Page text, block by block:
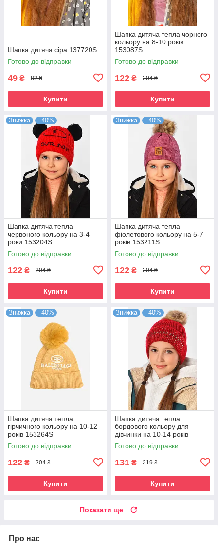
Шапка дитяча сіра 137720S
Готово до відправки
49 ₴ 82 ₴
Купити
Шапка дитяча тепла чорного
кольору на 8-10 років
153087S
Готово до відправки
122 ₴ 204 ₴
Купити
Знижка –40%
Шапка дитяча тепла
червоного кольору на 3-4
роки 153204S
Готово до відправки
122 ₴ 204 ₴
Купити
Знижка –40%
Шапка дитяча тепла
фіолетового кольору на 5-7
років 153211S
Готово до відправки
122 ₴ 204 ₴
Купити
Знижка –40%
Шапка дитяча тепла
гірчичного кольору на 10-12
років 153264S
Готово до відправки
122 ₴ 204 ₴
Купити
Знижка –40%
Шапка дитяча тепла
бордового кольору для
дівчинки на 10-14 років
153180S
Готово до відправки
131 ₴ 219 ₴
Купити
Показати ще
Про нас